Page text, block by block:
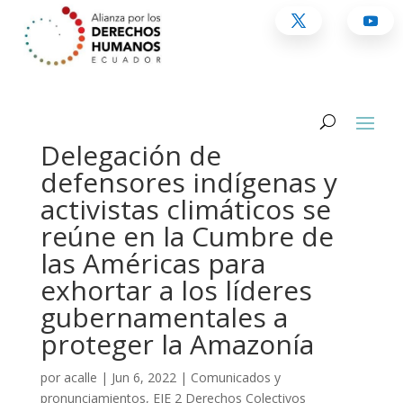
Delegación de
defensores indígenas y
activistas climáticos se
reúne en la Cumbre de
las Américas para
exhortar a los líderes
gubernamentales a
proteger la Amazonía
por acalle | Jun 6, 2022| Comunicados y
pronunciamientos, EJE 2 Derechos Colectivos